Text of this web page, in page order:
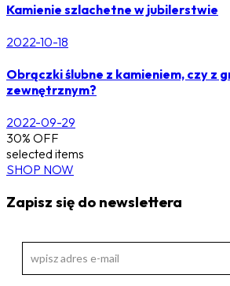
Kamienie szlachetne w jubilerstwie
2022-10-18
Obrączki ślubne z kamieniem, czy z
zewnętrznym?
2022-09-29
30% OFF
selected items
SHOP NOW
Zapisz się do newslettera